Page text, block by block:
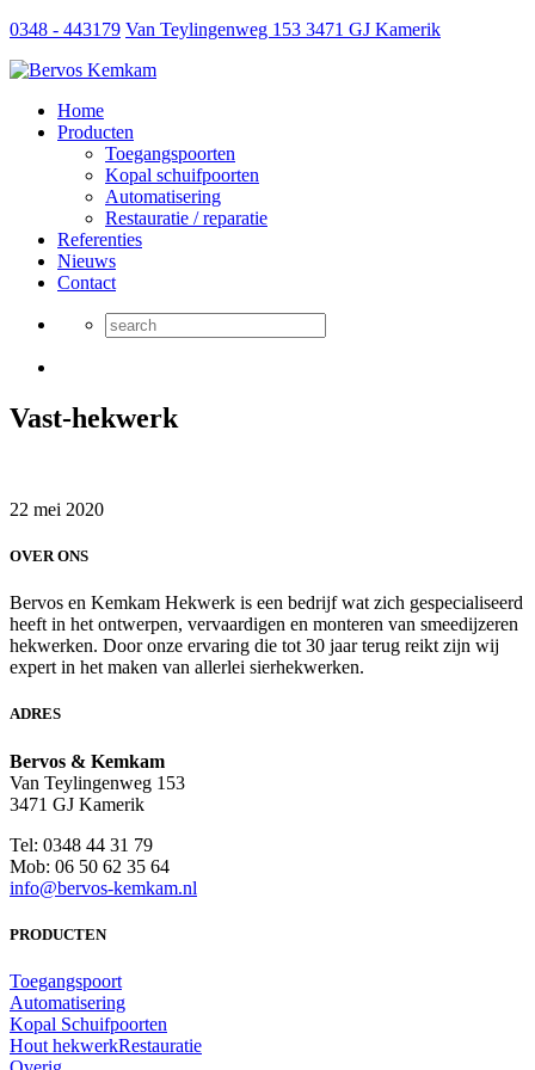
0348 - 443179 Van Teylingenweg 153 3471 GJ Kamerik
Home
Producten
Toegangspoorten
Kopal schuifpoorten
Automatisering
Restauratie / reparatie
Referenties
Nieuws
Contact
Vast-hekwerk
22 mei 2020
OVER ONS
Bervos en Kemkam Hekwerk is een bedrijf wat zich gespecialiseerd
heeft in het ontwerpen, vervaardigen en monteren van smeedijzeren
hekwerken. Door onze ervaring die tot 30 jaar terug reikt zijn wij
expert in het maken van allerlei sierhekwerken.
ADRES
Bervos & Kemkam
Van Teylingenweg 153
3471 GJ Kamerik
Tel: 0348 44 31 79
Mob: 06 50 62 35 64
info@bervos-kemkam.nl
PRODUCTEN
Toegangspoort
Automatisering
Kopal Schuifpoorten
Hout hekwerkRestauratie